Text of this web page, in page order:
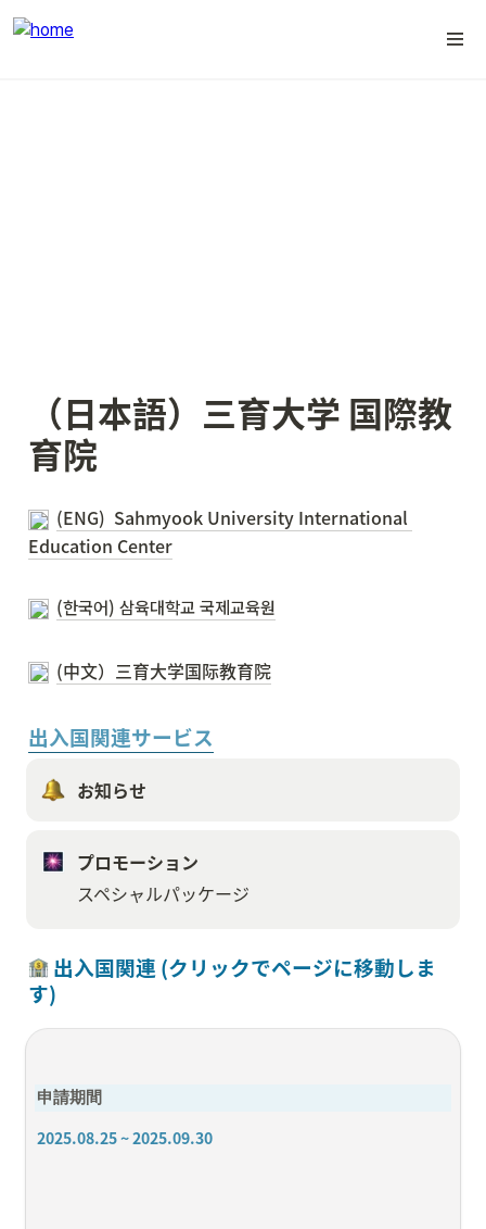
（日本語）三育大学 国際教
育院
(ENG)  Sahmyook University International
Education Center
(한국어) 삼육대학교 국제교육원
(中文）三育大学国际教育院
出入国関連サービス
お知らせ
プロモーション
スペシャルパッケージ
出入国関連 (クリックでページに移動しま
す)
申請期間
2025.08.25 ~ 2025.09.30